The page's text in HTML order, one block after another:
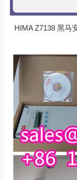
HIMA Z7138 黑马